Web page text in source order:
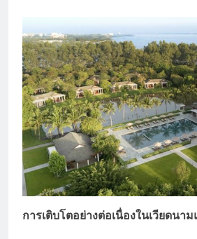
การเติบโตอย่างต่อเนื่องในเวียดนา